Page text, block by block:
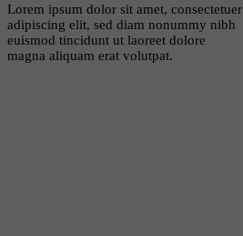
Lorem ipsum dolor sit amet, consectetuer
adipiscing elit, sed diam nonummy nibh
euismod tincidunt ut laoreet dolore
magna aliquam erat volutpat.